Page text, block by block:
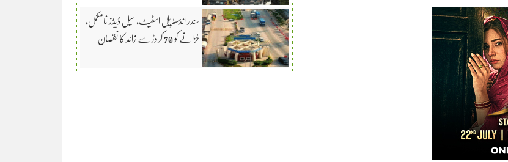
سندر انڈسٹریل اسٹیٹ، سیل ڈیڈز نامکمل،
خزانے کو 70 کروڑ سے زائد کا نقصان